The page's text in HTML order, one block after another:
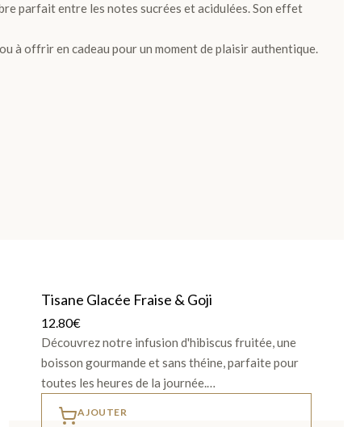
parfait entre les notes sucrées et acidulées. Son effet
à offrir en cadeau pour un moment de plaisir authentique.
Tisane Glacée Fraise & Goji
12.80€
Découvrez notre infusion d'hibiscus fruitée, une
boisson gourmande et sans théine, parfaite pour
toutes les heures de la journée.…
AJOUTER